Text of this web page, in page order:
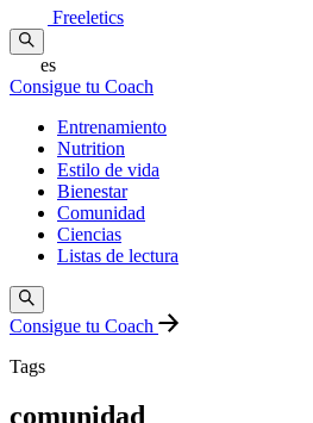
Freeletics
es
Consigue tu Coach
Entrenamiento
Nutrition
Estilo de vida
Bienestar
Comunidad
Ciencias
Listas de lectura
Consigue tu Coach
Tags
comunidad